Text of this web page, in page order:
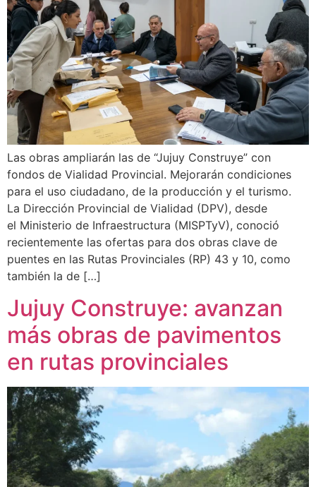
Las obras ampliarán las de “Jujuy Construye” con
fondos de Vialidad Provincial. Mejorarán condiciones
para el uso ciudadano, de la producción y el turismo.
La Dirección Provincial de Vialidad (DPV), desde
el Ministerio de Infraestructura (MISPTyV), conoció
recientemente las ofertas para dos obras clave de
puentes en las Rutas Provinciales (RP) 43 y 10, como
también la de […]
Jujuy Construye: avanzan
más obras de pavimentos
en rutas provinciales